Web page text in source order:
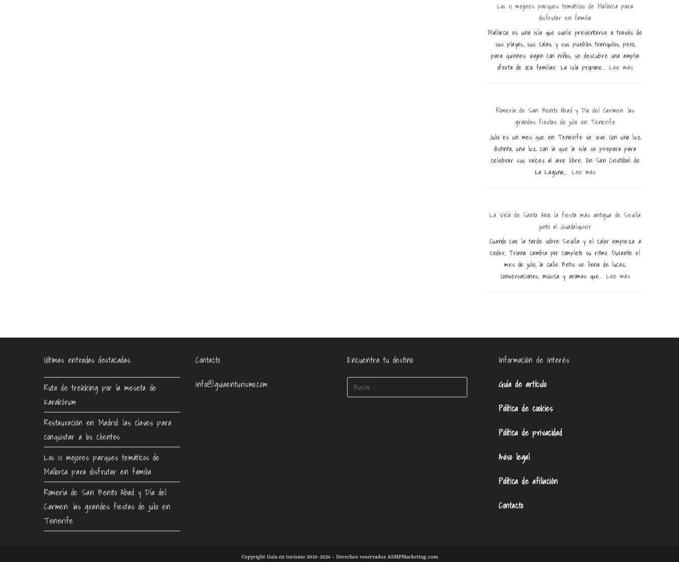
Los 10 mejores parques temáticos de Mallorca para
disfrutar en familia
Mallorca es una isla que suele presentarse a través de
sus playas, sus calas y sus pueblos tranquilos, pero,
para quienes viajan con niños, se descubre una amplia
oferta de ocio familiar. La isla propone...Lee más
Romería de San Benito Abad y Día del Carmen: las
grandes fiestas de julio en Tenerife
Julio es un mes que en Tenerife se vive con una luz
distinta, una luz con la que la isla se prepara para
celebrar sus raíces al aire libre. En San Cristóbal de
La Laguna,...Lee más
La Velá de Santa Ana, la fiesta más antigua de Sevilla
junto al Guadalquivir
Cuando cae la tarde sobre Sevilla y el calor empieza a
ceder, Triana cambia por completo su ritmo. Durante el
mes de julio, la calle Betis se llena de luces,
conversaciones, música y aromas que...Lee más
Últimas entradas destacadas
Ruta de trekking por la meseta de
Karakórum
Restauración en Madrid: las claves para
conquistar a los clientes
Los 10 mejores parques temáticos de
Mallorca para disfrutar en familia
Romería de San Benito Abad y Día del
Carmen: las grandes fiestas de julio en
Tenerife
Contacto
info@guiaenturismo.com
Encuentra tu destino
Información de interés
Guía de artículo
Política de cookies
Política de privacidad
Aviso legal
Política de afiliación
Contacto
Copyright Guía en turismo 2010-2024 - Derechos reservados ASMPMarketing.com